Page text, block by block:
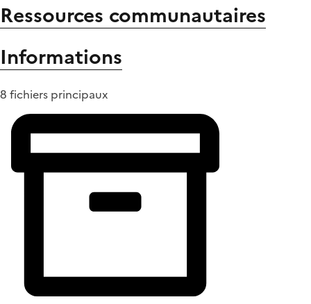
Ressources communautaires
Informations
8 fichiers principaux